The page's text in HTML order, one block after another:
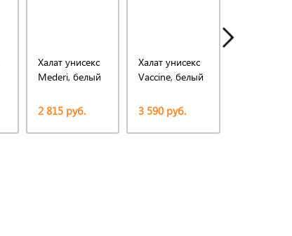
Халат унисекс
Mederi, белый
2 815 руб.
Халат унисекс
Vaccine, белый
3 590 руб.